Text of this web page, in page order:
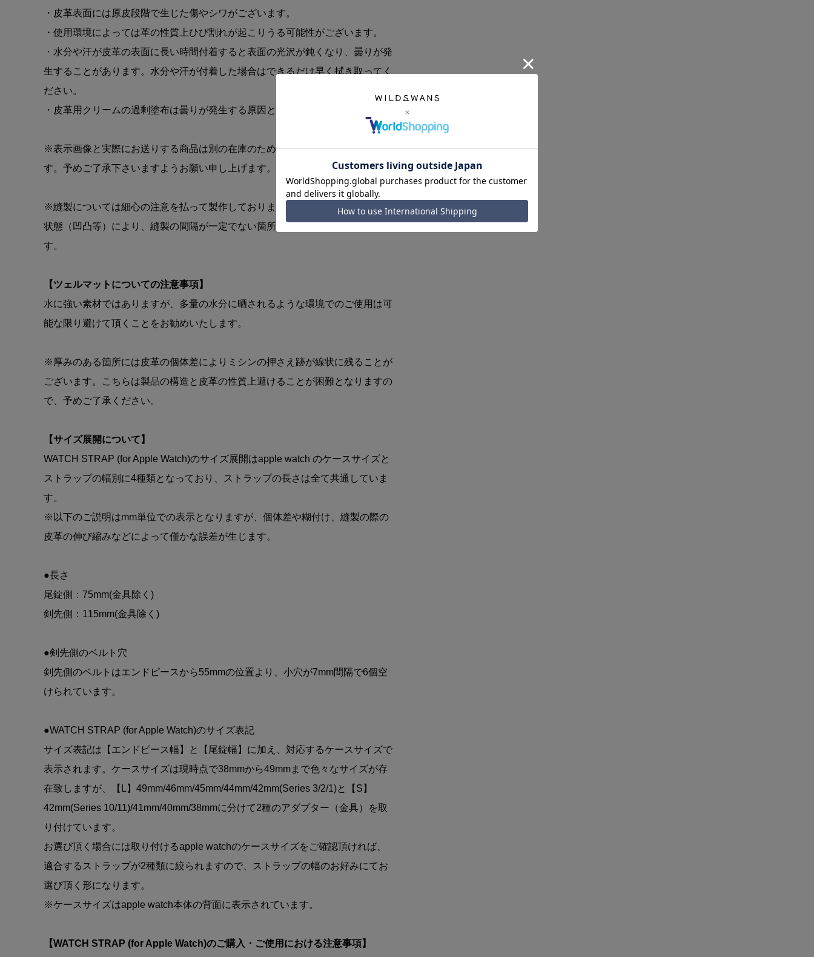
・皮革表面には原皮段階で生じた傷やシワがございます。
・使用環境によっては革の性質上ひび割れが起こりうる可能性がございます。
・水分や汗が皮革の表面に長い時間付着すると表面の光沢が鈍くなり、曇りが発
生することがあります。水分や汗が付着した場合はできるだけ早く拭き取ってく
ださい。
・皮革用クリームの過剰塗布は曇りが発生する原因となります。
※表示画像と実際にお送りする商品は別の在庫のため、斑（模様）が異なりま
す。予めご了承下さいますようお願い申し上げます。
※縫製については細心の注意を払って製作しておりますが、クロコダイルの鱗の
状態（凹凸等）により、縫製の間隔が一定でない箇所が生じる可能性がありま
す。
【ツェルマットについての注意事項】
水に強い素材ではありますが、多量の水分に晒されるような環境でのご使用は可
能な限り避けて頂くことをお勧めいたします。
※厚みのある箇所には皮革の個体差によりミシンの押さえ跡が線状に残ることが
ございます。こちらは製品の構造と皮革の性質上避けることが困難となりますの
で、予めご了承ください。
【サイズ展開について】
WATCH STRAP (for Apple Watch)のサイズ展開はapple watch のケースサイズと
ストラップの幅別に4種類となっており、ストラップの長さは全て共通していま
す。
※以下のご説明はmm単位での表示となりますが、個体差や糊付け、縫製の際の
皮革の伸び縮みなどによって僅かな誤差が生じます。
●長さ
尾錠側：75mm(金具除く)
剣先側：115mm(金具除く)
●剣先側のベルト穴
剣先側のベルトはエンドピースから55mmの位置より、小穴が7mm間隔で6個空
けられています。
●WATCH STRAP (for Apple Watch)のサイズ表記
サイズ表記は【エンドピース幅】と【尾錠幅】に加え、対応するケースサイズで
表示されます。ケースサイズは現時点で38mmから49mmまで色々なサイズが存
在致しますが、【L】49mm/46mm/45mm/44mm/42mm(Series 3/2/1)と【S】
42mm(Series 10/11)/41mm/40mm/38mmに分けて2種のアダプター（金具）を取
り付けています。
お選び頂く場合には取り付けるapple watchのケースサイズをご確認頂ければ、
適合するストラップが2種類に絞られますので、ストラップの幅のお好みにてお
選び頂く形になります。
※ケースサイズはapple watch本体の背面に表示されています。
【WATCH STRAP (for Apple Watch)のご購入・ご使用における注意事項】